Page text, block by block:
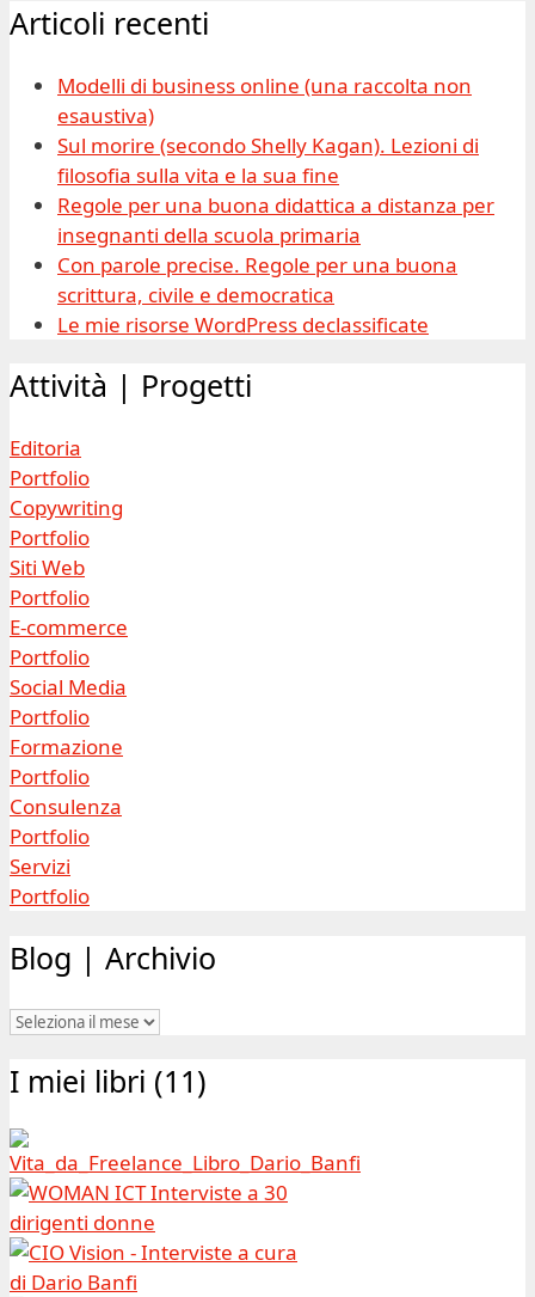
Articoli recenti
Modelli di business online (una raccolta non
esaustiva)
Sul morire (secondo Shelly Kagan). Lezioni di
filosofia sulla vita e la sua fine
Regole per una buona didattica a distanza per
insegnanti della scuola primaria
Con parole precise. Regole per una buona
scrittura, civile e democratica
Le mie risorse WordPress declassificate
Attività | Progetti
Editoria
Portfolio
Copywriting
Portfolio
Siti Web
Portfolio
E-commerce
Portfolio
Social Media
Portfolio
Formazione
Portfolio
Consulenza
Portfolio
Servizi
Portfolio
Blog | Archivio
Blog
Archivio
I miei libri (11)